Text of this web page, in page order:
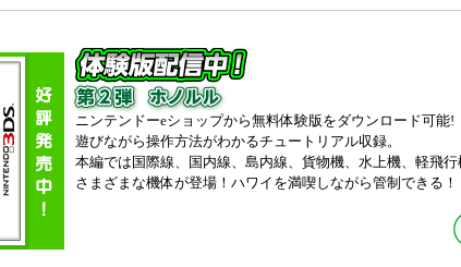
ニンテンドーeショップから無料体験版をダウンロード可能!
遊びながら操作方法がわかるチュートリアル収録。
本編では国際線、国内線、島内線、貨物機、水上機、軽飛
さまざまな機体が登場！ハワイを満喫しながら管制できる！